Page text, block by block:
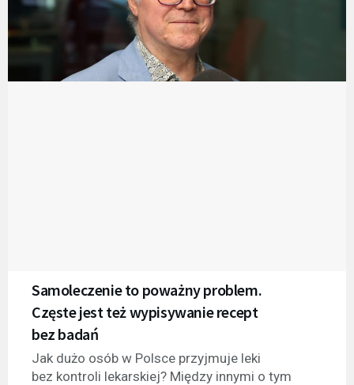
Samoleczenie to poważny problem.
Częste jest też wypisywanie recept
bez badań
Jak dużo osób w Polsce przyjmuje leki
bez kontroli lekarskiej? Między innymi o tym